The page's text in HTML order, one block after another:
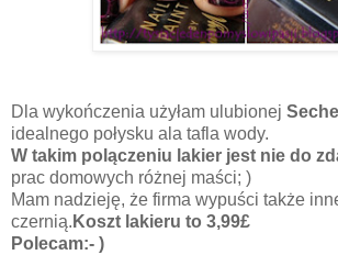
Dla wykończenia użyłam ulubionej Seche
idealnego połysku ala tafla wody.
W takim polączeniu lakier jest nie do
prac domowych różnej maści; )
Mam nadzieję, że firma wypuści także
czernią. Koszt lakieru to 3,99£
Polecam:- )